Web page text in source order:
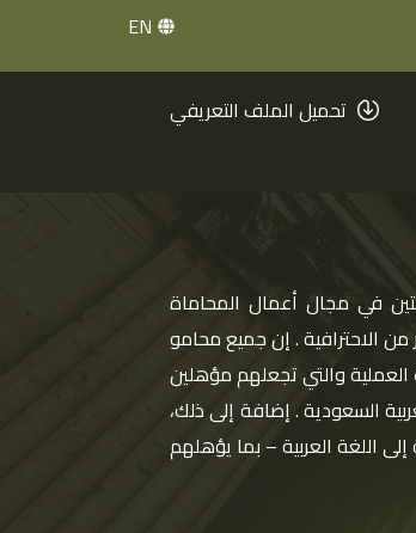
EN
تحميل الملف التعريفي
في التعامل – أن تضع
إن الشركة تركِّز بشكل